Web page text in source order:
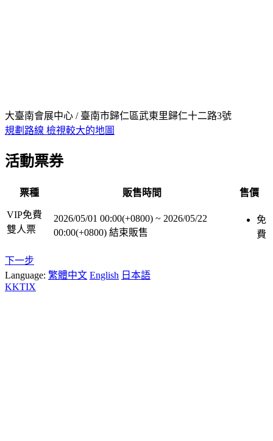
大臺南會展中心 / 臺南市歸仁區武東里歸仁十二路3號
規劃路線 檢視較大的地圖
活動票券
票種 販售時間 售價
VIP免費
雙人票
2026/05/01 00:00(+0800) ~ 2026/05/22
00:00(+0800) 結束販售
免
費
下一步
Language: 繁體中文 English 日本語
KKTIX